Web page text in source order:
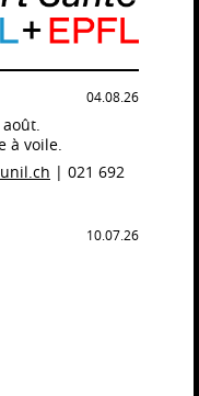
04.08.26
à voile.
| 021 692
10.07.26